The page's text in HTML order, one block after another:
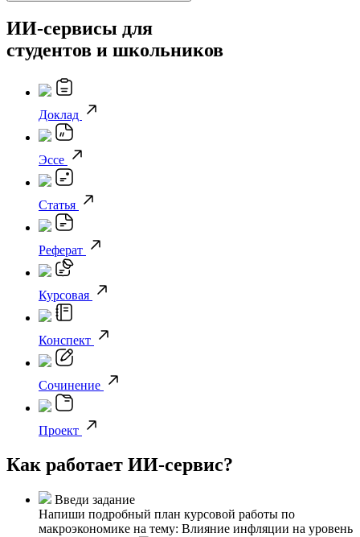
ИИ-сервисы для
студентов и школьников
Доклад
Эссе
Статья
Реферат
Курсовая
Конспект
Сочинение
Проект
Как работает ИИ-сервис?
Введи задание
Напиши подробный план курсовой работы по
макроэкономике на тему: Влияние инфляции на уровень